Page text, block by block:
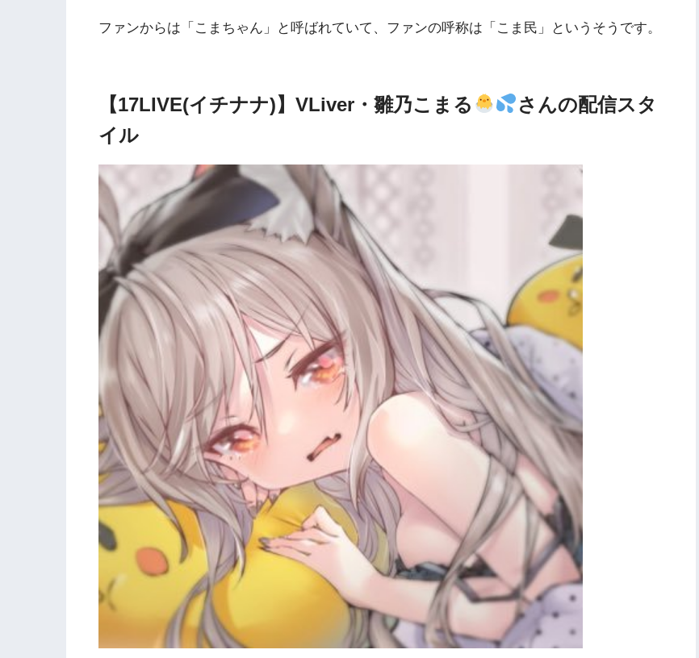
ファンからは「こまちゃん」と呼ばれていて、ファンの呼称は「こま民」というそうです。
【17LIVE(イチナナ)】VLiver・雛乃こまる
さんの配信スタ
イル